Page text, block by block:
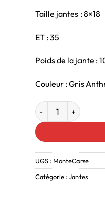
Taille jantes : 8×18
ET : 35
Poids de la jante :
Couleur : Gris
UGS : MonteCorse
Catégorie :Jantes